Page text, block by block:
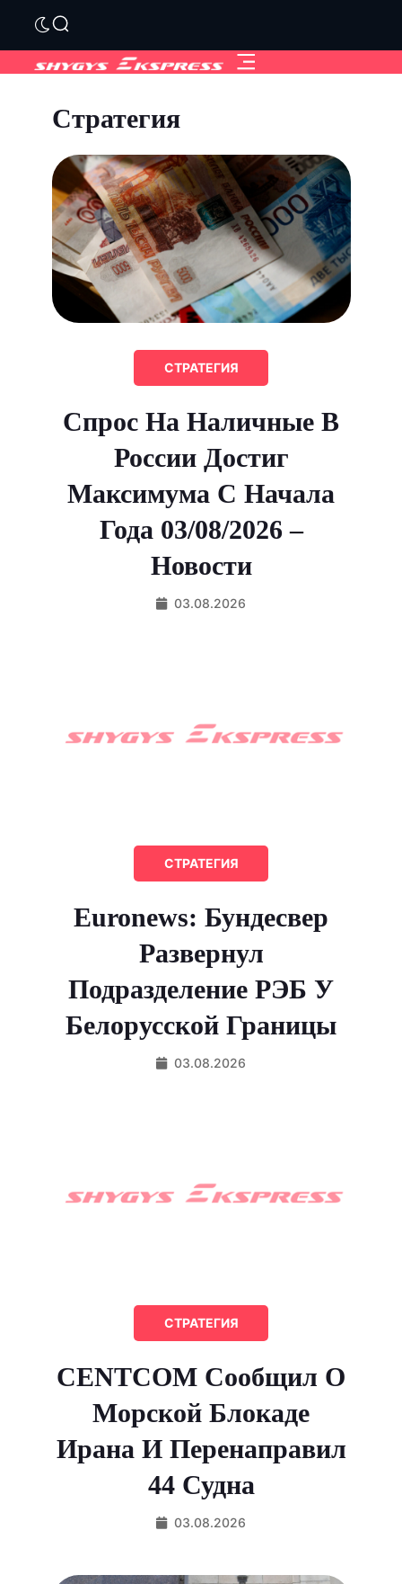
Стратегия
СТРАТЕГИЯ
Спрос На Наличные В
России Достиг
Максимума С Начала
Года 03/08/2026 –
Новости
03.08.2026
СТРАТЕГИЯ
Euronews: Бундесвер
Развернул
Подразделение РЭБ У
Белорусской Границы
03.08.2026
СТРАТЕГИЯ
CENTCOM Сообщил О
Морской Блокаде
Ирана И Перенаправил
44 Судна
03.08.2026